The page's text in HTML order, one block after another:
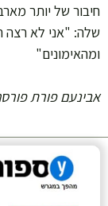
חיבור של יותר
שלה: "אני לא רצה
ומהאימונים"
אבינעם פורתפורסם: